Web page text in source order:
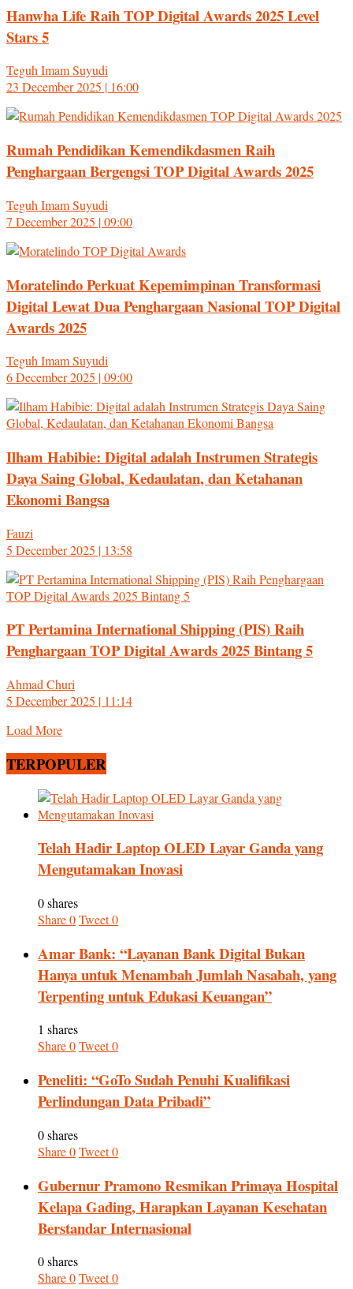
Hanwha Life Raih TOP Digital Awards 2025 Level
Stars 5
Teguh Imam Suyudi
23 December 2025 | 16:00
Rumah Pendidikan Kemendikdasmen Raih
Penghargaan Bergengsi TOP Digital Awards 2025
Teguh Imam Suyudi
7 December 2025 | 09:00
Moratelindo Perkuat Kepemimpinan Transformasi
Digital Lewat Dua Penghargaan Nasional TOP Digital
Awards 2025
Teguh Imam Suyudi
6 December 2025 | 09:00
Ilham Habibie: Digital adalah Instrumen Strategis
Daya Saing Global, Kedaulatan, dan Ketahanan
Ekonomi Bangsa
Fauzi
5 December 2025 | 13:58
PT Pertamina International Shipping (PIS) Raih
Penghargaan TOP Digital Awards 2025 Bintang 5
Ahmad Churi
5 December 2025 | 11:14
Load More
TERPOPULER
Telah Hadir Laptop OLED Layar Ganda yang
Mengutamakan Inovasi
0 shares
Share0Tweet0
Amar Bank: “Layanan Bank Digital Bukan
Hanya untuk Menambah Jumlah Nasabah, yang
Terpenting untuk Edukasi Keuangan”
1 shares
Share0Tweet0
Peneliti: “GoTo Sudah Penuhi Kualifikasi
Perlindungan Data Pribadi”
0 shares
Share0Tweet0
Gubernur Pramono Resmikan Primaya Hospital
Kelapa Gading, Harapkan Layanan Kesehatan
Berstandar Internasional
0 shares
Share0Tweet0